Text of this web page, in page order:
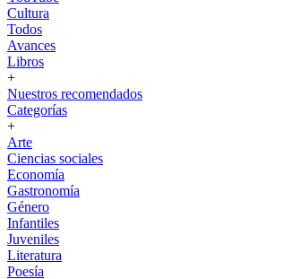
Cultura
Todos
Avances
Libros
+
Nuestros recomendados
Categorías
+
Arte
Ciencias sociales
Economía
Gastronomía
Género
Infantiles
Juveniles
Literatura
Poesía